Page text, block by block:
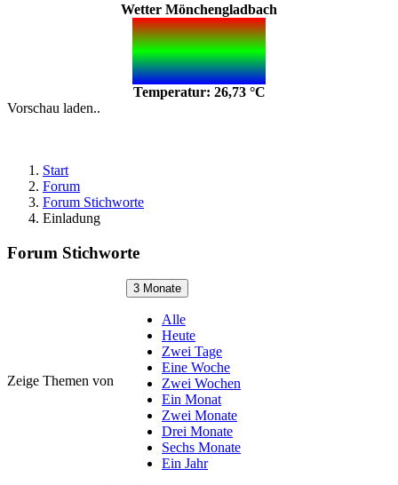
Wetter Mönchengladbach
Temperatur: 26,73 °C
Vorschau laden..
Start
Forum
Forum Stichworte
Einladung
Forum Stichworte
Zeige Themen von
3 Monate
Alle
Heute
Zwei Tage
Eine Woche
Zwei Wochen
Ein Monat
Zwei Monate
Drei Monate
Sechs Monate
Ein Jahr